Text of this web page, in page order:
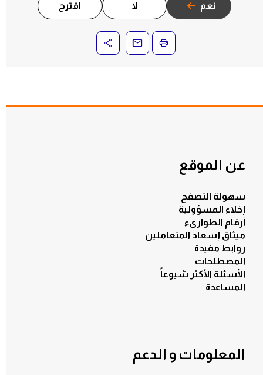
نعم لا اقترح
عن الموقع
سهولة التصفح
إخلاء المسؤولية
أرقام الطوارىء
ميثاق إسعاد المتعاملين
روابط مفيدة
المصطلحات
الأسئلة الأكثر شيوعاً
المساعدة
المعلومات و الدعم